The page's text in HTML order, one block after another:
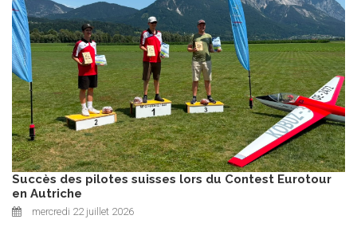
Succès des pilotes suisses lors du Contest Eurotour
en Autriche
mercredi 22 juillet 2026